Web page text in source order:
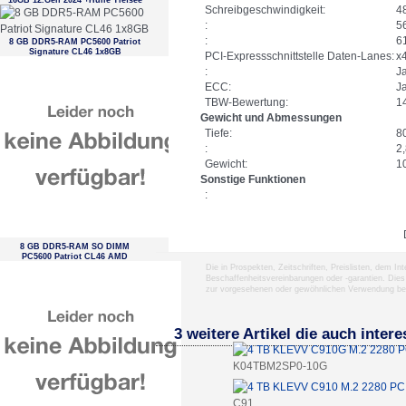
8 GB DDR5-RAM PC5600 Patriot
Signature CL46 1x8GB
8 GB DDR5-RAM SO DIMM
PC5600 Patriot CL46 AMD
Schreibgeschwindigkeit:
:
:
PCI-Expressschnittstelle Daten-Lanes:
:
ECC:
TBW-Bewertung:
Gewicht und Abmessungen
Tiefe:
:
Gewicht:
Sonstige Funktionen
:
Die in Prospekten, Zeitschriften, Preislisten, dem
Beschaffenheitsvereinbarungen oder -garantien.
zur vorgesehenen oder gewöhnlichen Verwendung
3 weitere Artikel die auch
K04TBM2SP0-10G
C91